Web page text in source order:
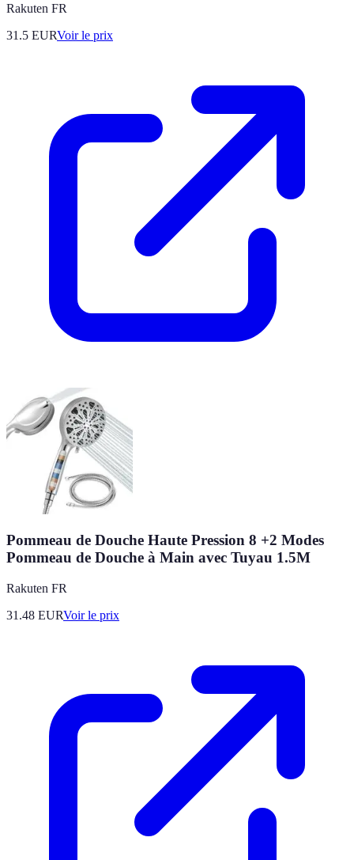
Rakuten FR
31.5 EURVoir le prix
Pommeau de Douche Haute Pression 8 +2 Modes
Pommeau de Douche à Main avec Tuyau 1.5M
Rakuten FR
31.48 EURVoir le prix